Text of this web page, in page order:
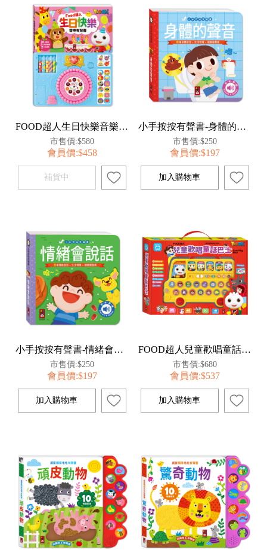
FOOD超人生日快樂音樂有聲書*新版*
市售價:$580
會員價:$458
小手按按有聲書-身體的聲音
市售價:$250
會員價:$197
小手按按有聲書-情緒會說話
市售價:$250
會員價:$197
FOOD超人兒童歡唱童話巴士
市售價:$680
會員價:$537